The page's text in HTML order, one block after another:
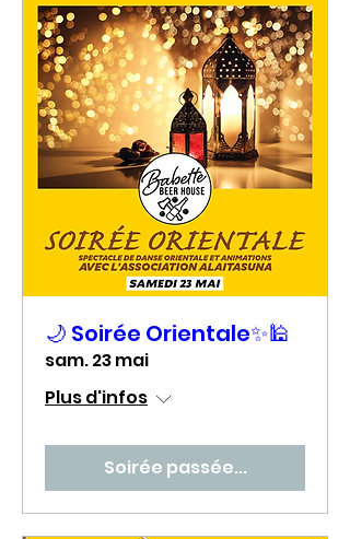
🌙 Soirée Orientale✨🕌
sam. 23 mai
Plus d'infos
Soirée passée...